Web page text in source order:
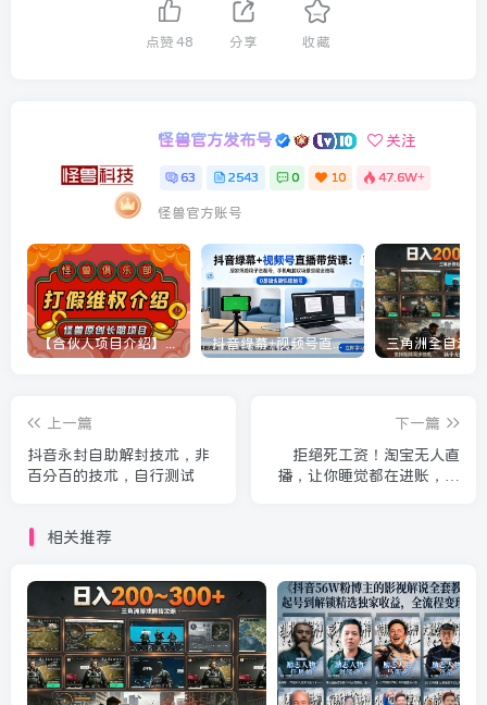
点赞 48 分享 收藏
怪兽官方发布号 关注
63 2543 0 10 47.6W+
怪兽官方账号
【合伙人项目介绍】打假维权项目介绍 抖音绿幕+视频号直播带货课：居家照着稿子念起号，手机电脑双场景搭建全流程
上一篇
抖音永封自助解封技术，非
百分百的技术，自行测试
下一篇
拒绝死工资！淘宝无人直
播，让你睡觉都在进账，实
相关推荐